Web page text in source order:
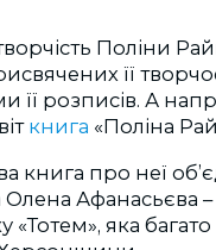
Поліни
її
її розписів. А
книга «Поліна
книга про неї
Олена Афанасьєва
яка багато